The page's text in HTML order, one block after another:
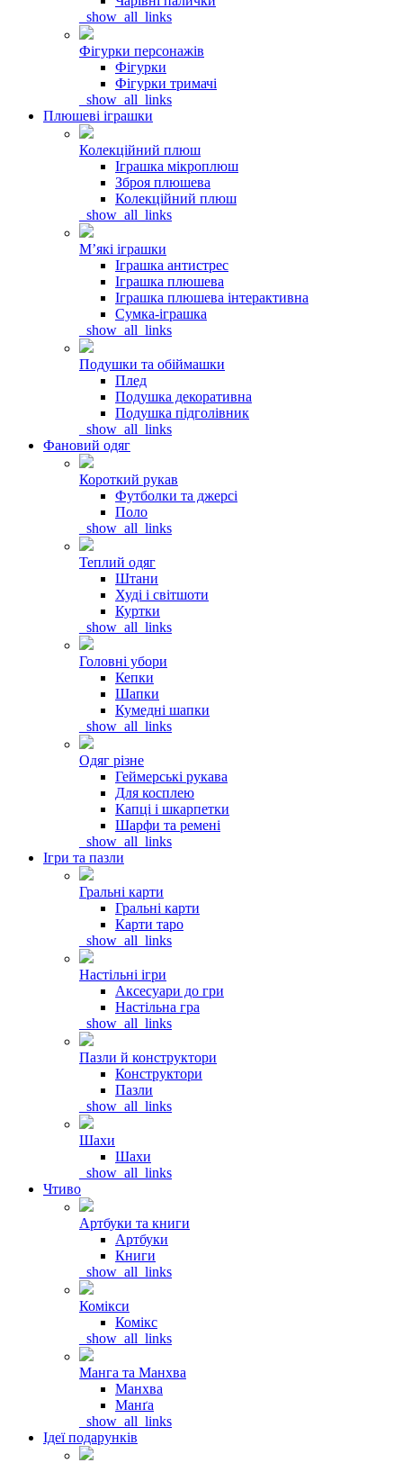
_show_all_links
Фігурки персонажів
Фігурки
Фігурки тримачі
_show_all_links
Плюшеві іграшки
Колекційний плюш
Іграшка мікроплюш
Зброя плюшева
Колекційний плюш
_show_all_links
Мʼякі іграшки
Іграшка антистрес
Іграшка плюшева
Іграшка плюшева інтерактивна
Сумка-іграшка
_show_all_links
Подушки та обіймашки
Плед
Подушка декоративна
Подушка підголівник
_show_all_links
Фановий одяг
Короткий рукав
Футболки та джерсі
Поло
_show_all_links
Теплий одяг
Штани
Худі і світшоти
Куртки
_show_all_links
Головні убори
Кепки
Шапки
Кумедні шапки
_show_all_links
Одяг різне
Геймерські рукава
Для косплею
Капці і шкарпетки
Шарфи та ремені
_show_all_links
Ігри та пазли
Гральні карти
Гральні карти
Карти таро
_show_all_links
Настільні ігри
Аксесуари до гри
Настільна гра
_show_all_links
Пазли й конструктори
Конструктори
Пазли
_show_all_links
Шахи
Шахи
_show_all_links
Чтиво
Артбуки та книги
Артбуки
Книги
_show_all_links
Комікси
Комікс
_show_all_links
Манга та Манхва
Манхва
Манґа
_show_all_links
Ідеї подарунків